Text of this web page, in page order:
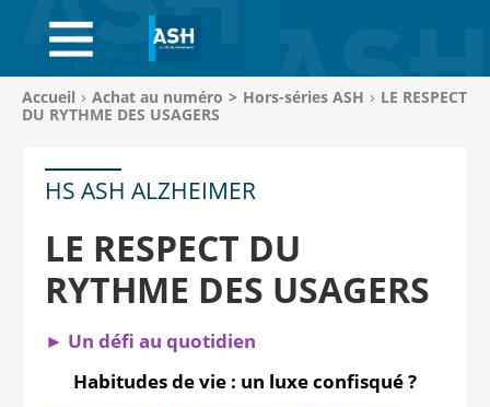
ACCUEIL
ABONNEMENTS
ACHAT AU NUMÉRO
LIBRAIRIE
PAGE ENTREPRISE
ANNONCES
CV-THÈQUE
CONNEXION
Vous
êtes
Accueil Achat au numéro > Hors-séries ASH
LE RESPECT
DU RYTHME DES USAGERS
HS ASH ALZHEIMER
LE RESPECT DU
RYTHME DES USAGERS
► Un défi au quotidien
Habitudes de vie : un luxe confisqué ?